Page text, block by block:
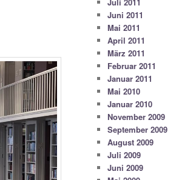
Juni 2011
Mai 2011
April 2011
März 2011
Februar 2011
Januar 2011
Mai 2010
Januar 2010
November 2009
September 2009
August 2009
Juli 2009
Juni 2009